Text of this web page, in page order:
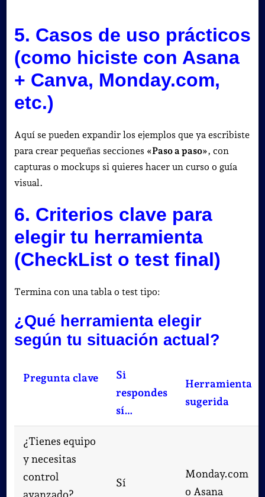
5. Casos de uso prácticos
(como hiciste con Asana
+ Canva, Monday.com,
etc.)
Aquí se pueden expandir los ejemplos que ya escribiste
para crear pequeñas secciones «Paso a paso», con
capturas o mockups si quieres hacer un curso o guía
visual.
6. Criterios clave para
elegir tu herramienta
(CheckList o test final)
Termina con una tabla o test tipo:
¿Qué herramienta elegir
según tu situación actual?
Pregunta clave
Si
respondes
sí…
Herramienta
sugerida
¿Tienes equipo
y necesitas
control
avanzado?
Sí
Monday.com
o Asana